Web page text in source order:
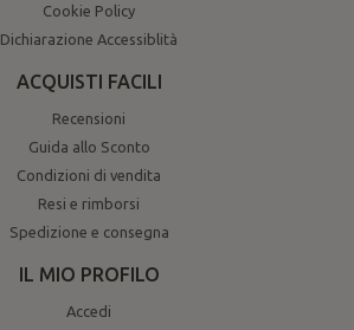
Cookie Policy
Dichiarazione Accessiblità
ACQUISTI FACILI
Recensioni
Guida allo Sconto
Condizioni di vendita
Resi e rimborsi
Spedizione e consegna
IL MIO PROFILO
Accedi